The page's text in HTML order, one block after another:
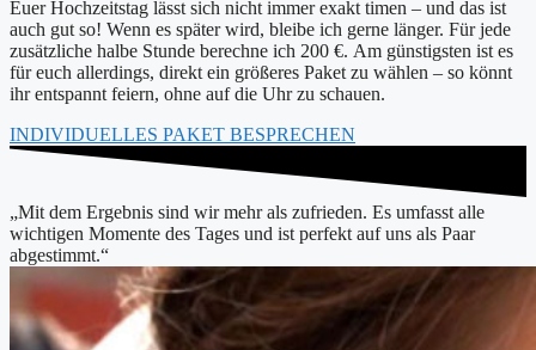
Euer Hochzeitstag lässt sich nicht immer exakt timen – und das ist
auch gut so! Wenn es später wird, bleibe ich gerne länger. Für jede
zusätzliche halbe Stunde berechne ich 200 €. Am günstigsten ist es
für euch allerdings, direkt ein größeres Paket zu wählen – so könnt
ihr entspannt feiern, ohne auf die Uhr zu schauen.
INDIVIDUELLES PAKET BESPRECHEN
„Mit dem Ergebnis sind wir mehr als zufrieden. Es umfasst alle
wichtigen Momente des Tages und ist perfekt auf uns als Paar
abgestimmt.“